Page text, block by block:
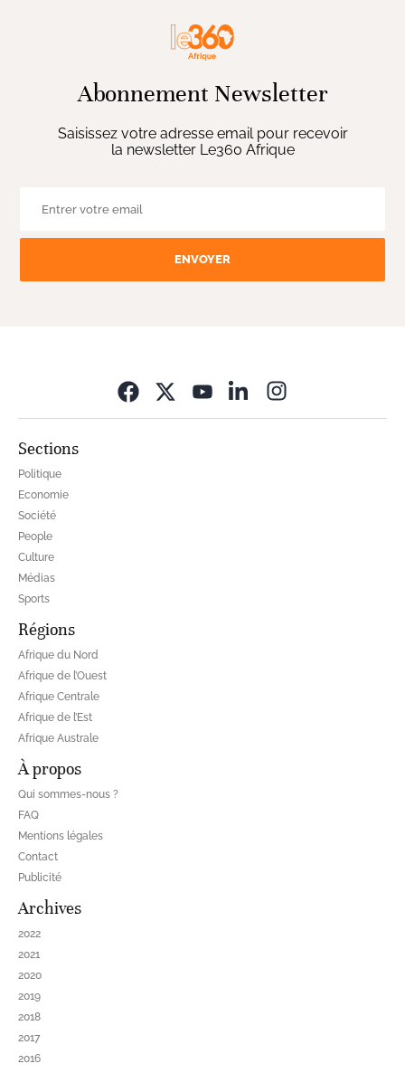
Abonnement Newsletter
Saisissez votre adresse email pour recevoir
la newsletter Le360 Afrique
ENVOYER
Sections
Politique
Economie
Société
People
Culture
Médias
Sports
Régions
Afrique du Nord
Afrique de l’Ouest
Afrique Centrale
Afrique de l’Est
Afrique Australe
À propos
Qui sommes-nous ?
FAQ
Mentions légales
Contact
Publicité
Archives
2022
2021
2020
2019
2018
2017
2016